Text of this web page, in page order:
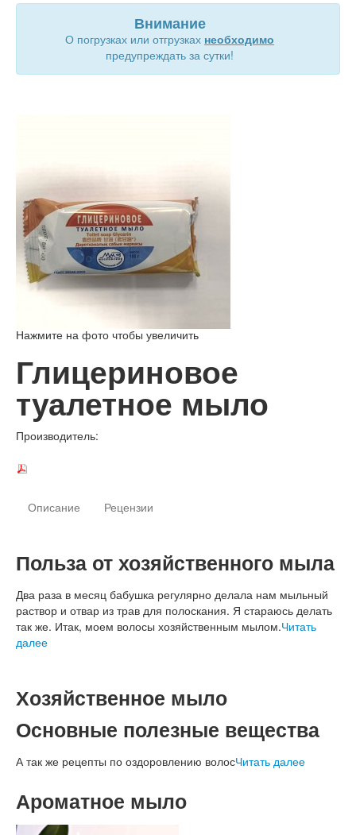
Внимание
О погрузках или отгрузках необходимо
предупреждать за сутки!
Нажмите на фото чтобы увеличить
Глицериновое
туалетное мыло
Производитель:
Описание Рецензии
Польза от хозяйственного мыла
Два раза в месяц бабушка регулярно делала нам мыльный
раствор и отвар из трав для полоскания. Я стараюсь делать
так же. Итак, моем волосы хозяйственным мылом.Читать
далее
Хозяйственное мыло
Основные полезные вещества
А так же рецепты по оздоровлению волосЧитать далее
Ароматное мыло